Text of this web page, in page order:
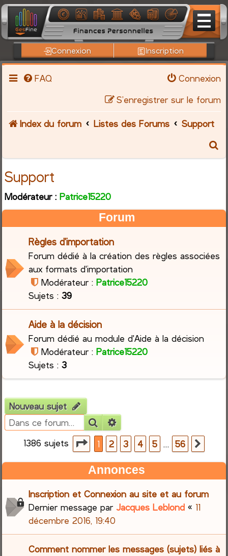
Connexion Inscription
FAQ
Connexion
S’enregistrer sur le forum
Index du forum Listes des Forums
Support
h
e
e
Support
Modérateur : Patrice15220
Forum
Règles d'importation
Forum dédié à la création des règles associées
aux formats d'importation
Modérateur : Patrice15220
Sujets :39
Aide à la décision
Forum dédié au module d'Aide à la décision
Modérateur : Patrice15220
Sujets :3
Nouveau sujet
Rechercher
1386 sujets
Page1sur 56
1 2 3 4 5 … 56
Annonces
Inscription et Connexion au site et au forum
Dernier message parJacques Leblond « 11
décembre 2016, 19:40
Comment nommer les messages (sujets) liés à